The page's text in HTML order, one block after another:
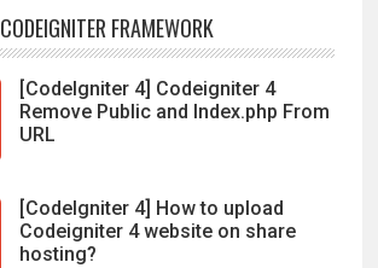
CODEIGNITER FRAMEWORK
[CodeIgniter 4] Codeigniter 4
Remove Public and Index.php From
URL
[CodeIgniter 4] How to upload
Codeigniter 4 website on share
hosting?